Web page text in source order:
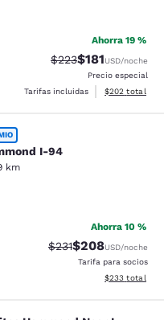
Ahorra 19 %
Precio tachado:
$223Precio con
$181USD/noche
Precio especial
Tarifas incluidas
Ver detalles
$202 total
I-94
I-94
km
Excelente. 1032 reseñas
Ahorra 10 %
Precio tachado:
$231Precio con
$208USD/noche
Tarifa para socios
Ver detalles
$233 total